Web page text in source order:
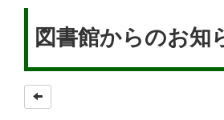
図書館からのお知